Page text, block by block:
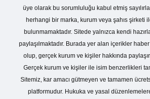
üye olarak bu sorumluluğu kabul etmiş
herhangi bir marka, kurum veya şahıs şirketi
bulunmamaktadır. Sitede yalnızca kendi
paylaşılmaktadır. Burada yer alan içerikler
olup, gerçek kurum ve kişiler hakkında
Gerçek kurum ve kişiler ile isim benzerlikleri
Sitemiz, kar amacı gütmeyen ve tamamen
platformudur. Hukuka ve yasal